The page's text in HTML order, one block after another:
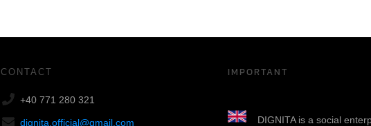
CONTACT
+40 771 280 321
dignita.official@gmail.com
IMPORTANT
DIGNITA is a social